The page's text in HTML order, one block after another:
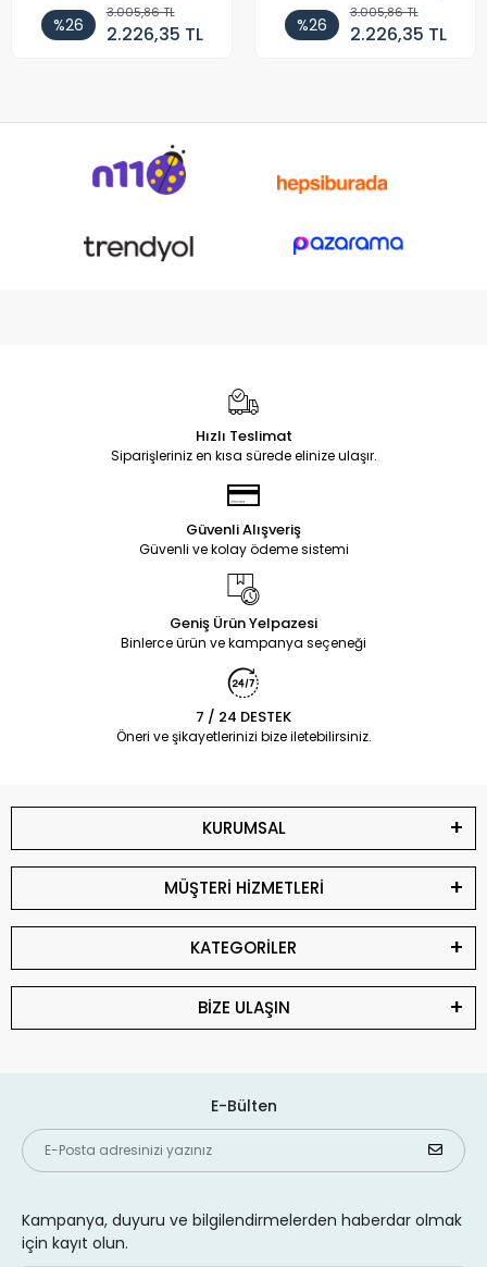
%26
3.005,86 TL
2.226,35 TL %26
3.005,86 TL
2.226,35 TL
Hızlı Teslimat
Siparişleriniz en kısa sürede elinize ulaşır.
Güvenli Alışveriş
Güvenli ve kolay ödeme sistemi
Geniş Ürün Yelpazesi
Binlerce ürün ve kampanya seçeneği
7 / 24 DESTEK
Öneri ve şikayetlerinizi bize iletebilirsiniz.
KURUMSAL
MÜŞTERİ HİZMETLERİ
KATEGORİLER
BİZE ULAŞIN
E-Bülten
Kampanya, duyuru ve bilgilendirmelerden haberdar olmak
için kayıt olun.